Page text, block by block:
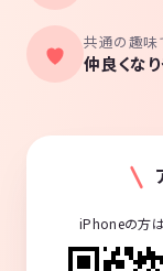
共通の趣味
仲良くな
iPhoneの方